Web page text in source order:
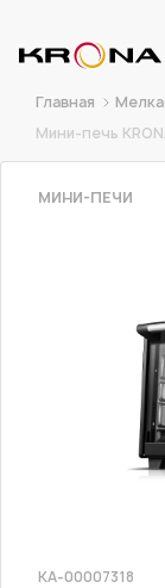
Главная
Мини-печь
МИНИ-ПЕЧИ
КА-00007318